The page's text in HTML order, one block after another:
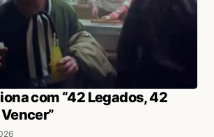
com “42 Legados, 42